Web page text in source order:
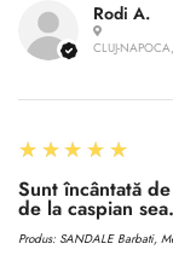
Rodi A.
CLUJ-
5
★★★★★
Sunt încântată
de la caspian sea.
Produs: SANDALE Barbati,